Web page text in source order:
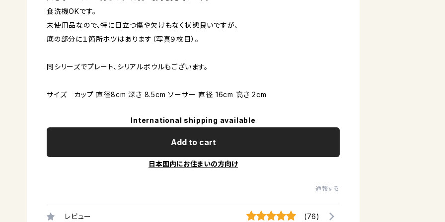
食洗機OKです。
未使用品なので、特に目立つ傷や欠けもなく状態良いですが、
底の部分に１箇所ホツはあります（写真９枚目）。
同シリーズでプレート、シリアルボウルもございます。
サイズ カップ 直径8cm 深さ 8.5cm ソーサー 直径 16cm 高さ 2cm
International shipping available
Add to cart
日本国内にお住まいの方向け
通報する
レビュー (76)